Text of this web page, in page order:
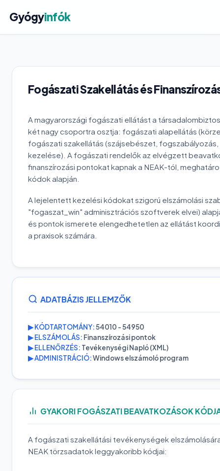
Gyógyinfók
Fogászati Szakellátás és
A magyarországi fogászati ellátást a
két nagy csoportra osztja: fogászati alapellátás
fogászati szakellátás (szájsebészet,
kezelése). A fogászati rendelők az elvégzett
finanszírozási pontokat kapnak a NEAK-tól,
kódok alapján.
A lejelentett kezelési kódokat szigorú elszámolási
"fogaszat_win" adminisztrációs szoftverek elvei)
és pontok ismerete elengedhetetlen az ellátást
a praxisok számára.
ADATBÁZIS JELLEMZŐK
▶ KÓDTARTOMÁNY:54010 - 54950
▶ ELSZÁMOLÁS: Finanszírozási pontok
▶ ELLENŐRZÉS: Tevékenységi Napló (XML)
▶ ADMINISTRÁCIÓ:Windows elszámoló program
GYAKORI FOGÁSZATI BEAVATKOZÁSOK
A fogászati szakellátási tevékenységek
NEAK törzsadatok leggyakoribb kódjai: